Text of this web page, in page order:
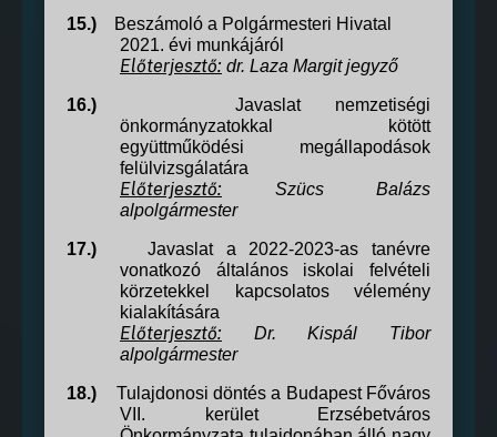
15.)
Beszámoló a Polgármesteri Hivatal
2021. évi munkájáról
Előterjesztő: dr. Laza Margit jegyző
16.)
Javaslat nemzetiségi
önkormányzatokkal kötött
együttműködési megállapodások
felülvizsgálatára
Előterjesztő:
Szücs Balázs
alpolgármester
17.)
Javaslat a 2022-2023-as tanévre
vonatkozó általános iskolai felvételi
körzetekkel kapcsolatos vélemény
kialakítására
Előterjesztő:
Dr. Kispál Tibor
alpolgármester
18.)
Tulajdonosi döntés a Budapest Főváros
VII. kerület Erzsébetváros